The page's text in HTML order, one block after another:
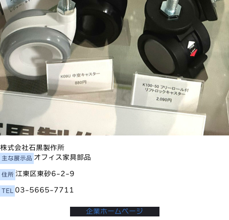
株式会社石黒製作所
主な展示品 オフィス家具部品
住所 江東区東砂6-2-9
TEL 03-5665-7711
企業ホームページ